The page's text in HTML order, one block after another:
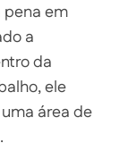
pena em
a
da
ele
área de